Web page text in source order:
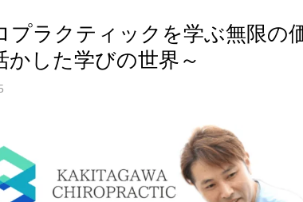
プラクティックを学ぶ無限の
かした学びの世界～